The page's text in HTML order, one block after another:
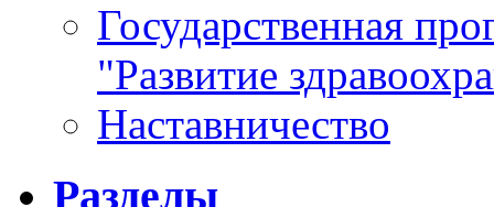
Государственная
"Развитие
Наставничество
Разделы